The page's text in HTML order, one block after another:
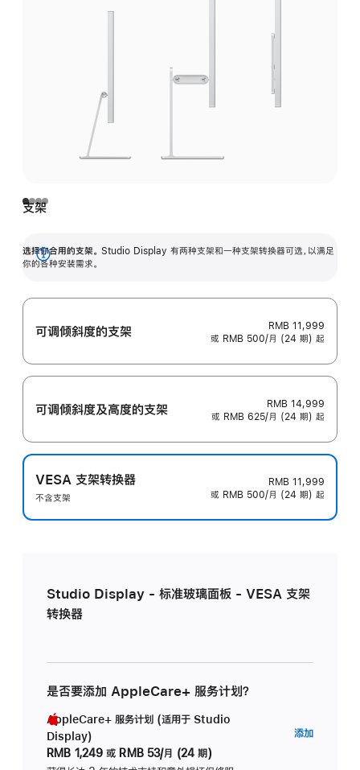
支架
选择你合用的支架。 Studio Display 有两种支架和一种支架转换器可选，以满足
你的各种安装需求。
展
可调倾斜度的支架
RMB 11,999
或 RMB 500/月 (24 期) 起
可调倾斜度及高‍度的支‍架
RMB 14,999
或 RMB 625/月 (24 期) 起
VESA 支架转换器
不含支架
RMB 11,999
或 RMB 500/月 (24 期) 起
Studio Display - 标准玻璃面板 - VESA 支架
转换器
是否要添加 AppleCare+ 服务计划？
AppleCare+ 服务计划 (适用于 Studio
Display)
RMB 1,249 或 RMB 53/月 (24 期)
添加